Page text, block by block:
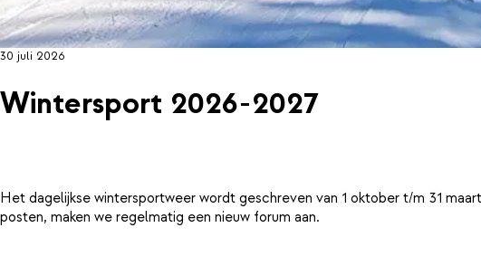
30 juli 2026
Wintersport 2026-2027
Het dagelijkse wintersportweer wordt geschreven van 1 oktober t/m 31
posten, maken we regelmatig een nieuw forum aan.